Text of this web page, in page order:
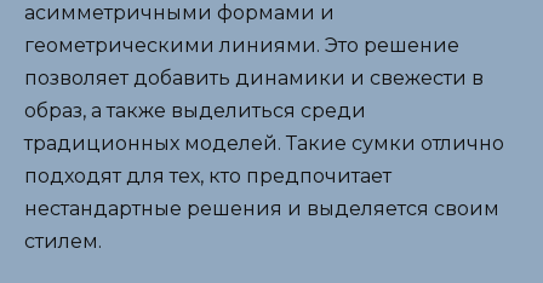
асимметричными формами и
геометрическими линиями. Это решение
позволяет добавить динамики и свежести в
образ, а также выделиться среди
традиционных моделей. Такие сумки отлично
подходят для тех, кто предпочитает
нестандартные решения и выделяется своим
стилем.